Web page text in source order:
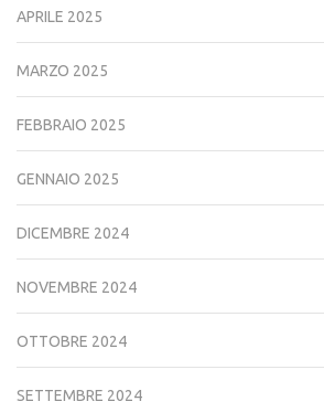
APRILE 2025
MARZO 2025
FEBBRAIO 2025
GENNAIO 2025
DICEMBRE 2024
NOVEMBRE 2024
OTTOBRE 2024
SETTEMBRE 2024